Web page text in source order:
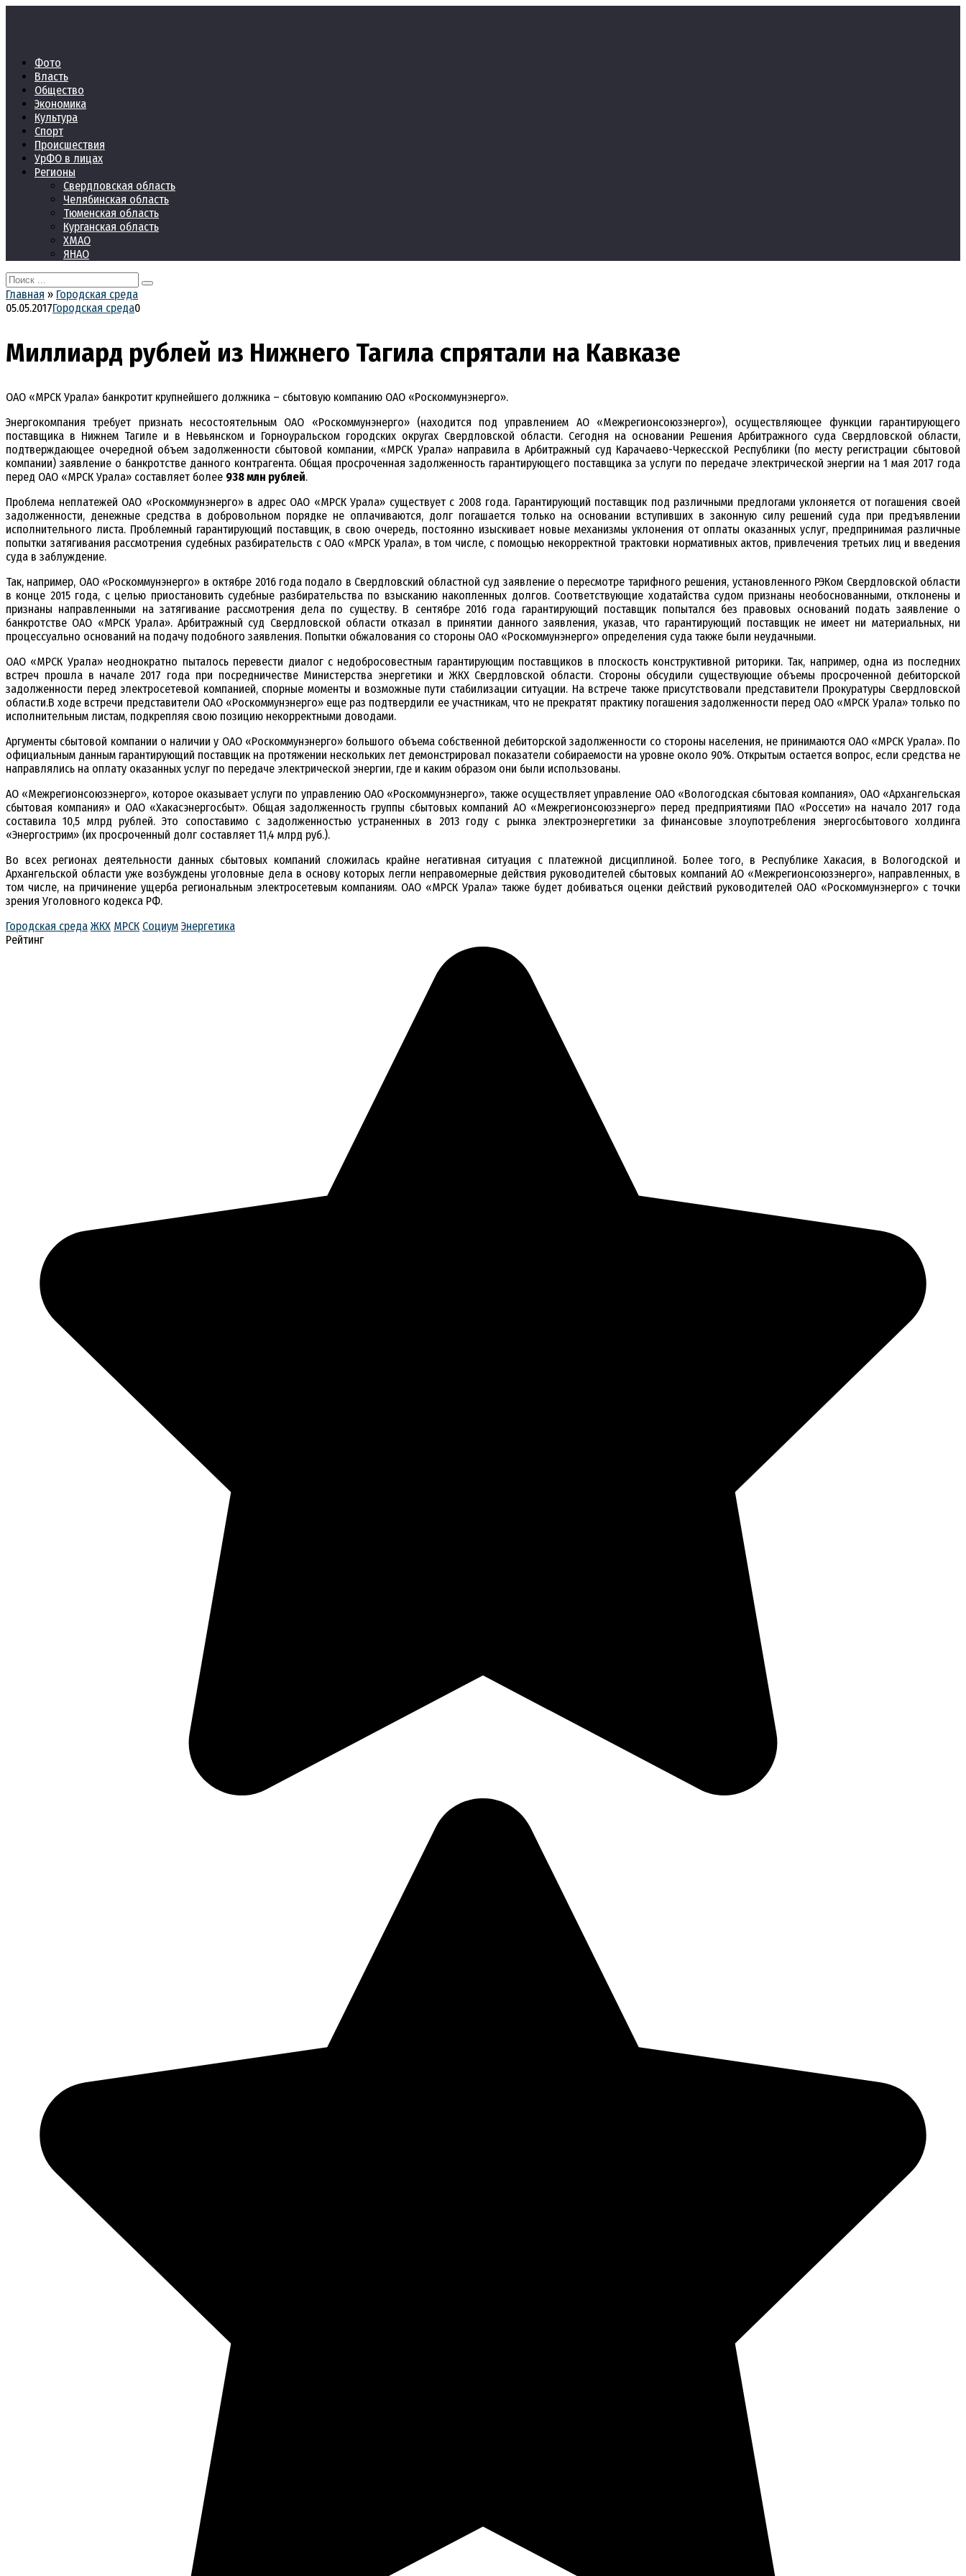
Фото
Власть
Общество
Экономика
Культура
Спорт
Происшествия
УрФО в лицах
Регионы
Свердловская область
Челябинская область
Тюменская область
Курганская область
ХМАО
ЯНАО
Search
for:
Главная » Городская среда
05.05.2017Городская среда0
Миллиард рублей из Нижнего Тагила спрятали на Кавказе
ОАО «МРСК Урала» банкротит крупнейшего должника – сбытовую компанию ОАО «Роскоммунэнерго».
Энергокомпания требует признать несостоятельным ОАО «Роскоммунэнерго» (находится под управлением АО «Межрегионсоюзэнерго»), осуществляющее функции гарантирующего
поставщика в Нижнем Тагиле и в Невьянском и Горноуральском городских округах Свердловской области. Сегодня на основании Решения Арбитражного суда Свердловской области,
подтверждающее очередной объем задолженности сбытовой компании, «МРСК Урала» направила в Арбитражный суд Карачаево-Черкесской Республики (по месту регистрации сбытовой
компании) заявление о банкротстве данного контрагента. Общая просроченная задолженность гарантирующего поставщика за услуги по передаче электрической энергии на 1 мая 2017 года
перед ОАО «МРСК Урала» составляет более 938 млн рублей.
Проблема неплатежей ОАО «Роскоммунэнерго» в адрес ОАО «МРСК Урала» существует с 2008 года. Гарантирующий поставщик под различными предлогами уклоняется от погашения своей
задолженности, денежные средства в добровольном порядке не оплачиваются, долг погашается только на основании вступивших в законную силу решений суда при предъявлении
исполнительного листа. Проблемный гарантирующий поставщик, в свою очередь, постоянно изыскивает новые механизмы уклонения от оплаты оказанных услуг, предпринимая различные
попытки затягивания рассмотрения судебных разбирательств с ОАО «МРСК Урала», в том числе, с помощью некорректной трактовки нормативных актов, привлечения третьих лиц и введения
суда в заблуждение.
Так, например, ОАО «Роскоммунэнерго» в октябре 2016 года подало в Свердловский областной суд заявление о пересмотре тарифного решения, установленного РЭКом Свердловской области
в конце 2015 года, с целью приостановить судебные разбирательства по взысканию накопленных долгов. Соответствующие ходатайства судом признаны необоснованными, отклонены и
признаны направленными на затягивание рассмотрения дела по существу. В сентябре 2016 года гарантирующий поставщик попытался без правовых оснований подать заявление о
банкротстве ОАО «МРСК Урала». Арбитражный суд Свердловской области отказал в принятии данного заявления, указав, что гарантирующий поставщик не имеет ни материальных, ни
процессуально оснований на подачу подобного заявления. Попытки обжалования со стороны ОАО «Роскоммунэнерго» определения суда также были неудачными.
ОАО «МРСК Урала» неоднократно пыталось перевести диалог с недобросовестным гарантирующим поставщиков в плоскость конструктивной риторики. Так, например, одна из последних
встреч прошла в начале 2017 года при посредничестве Министерства энергетики и ЖКХ Свердловской области. Стороны обсудили существующие объемы просроченной дебиторской
задолженности перед электросетевой компанией, спорные моменты и возможные пути стабилизации ситуации. На встрече также присутствовали представители Прокуратуры Свердловской
области.В ходе встречи представители ОАО «Роскоммунэнерго» еще раз подтвердили ее участникам, что не прекратят практику погашения задолженности перед ОАО «МРСК Урала» только по
исполнительным листам, подкрепляя свою позицию некорректными доводами.
Аргументы сбытовой компании о наличии у ОАО «Роскоммунэнерго» большого объема собственной дебиторской задолженности со стороны населения, не принимаются ОАО «МРСК Урала». По
официальным данным гарантирующий поставщик на протяжении нескольких лет демонстрировал показатели собираемости на уровне около 90%. Открытым остается вопрос, если средства не
направлялись на оплату оказанных услуг по передаче электрической энергии, где и каким образом они были использованы.
АО «Межрегионсоюзэнерго», которое оказывает услуги по управлению ОАО «Роскоммунэнерго», также осуществляет управление ОАО «Вологодская сбытовая компания», ОАО «Архангельская
сбытовая компания» и ОАО «Хакасэнергосбыт». Общая задолженность группы сбытовых компаний АО «Межрегионсоюзэнерго» перед предприятиями ПАО «Россети» на начало 2017 года
составила 10,5 млрд рублей. Это сопоставимо с задолженностью устраненных в 2013 году с рынка электроэнергетики за финансовые злоупотребления энергосбытового холдинга
«Энергострим» (их просроченный долг составляет 11,4 млрд руб.).
Во всех регионах деятельности данных сбытовых компаний сложилась крайне негативная ситуация с платежной дисциплиной. Более того, в Республике Хакасия, в Вологодской и
Архангельской области уже возбуждены уголовные дела в основу которых легли неправомерные действия руководителей сбытовых компаний АО «Межрегионсоюзэнерго», направленных, в
том числе, на причинение ущерба региональным электросетевым компаниям. ОАО «МРСК Урала» также будет добиваться оценки действий руководителей ОАО «Роскоммунэнерго» с точки
зрения Уголовного кодекса РФ.
Городская среда ЖКХ МРСК Социум Энергетика
Рейтинг